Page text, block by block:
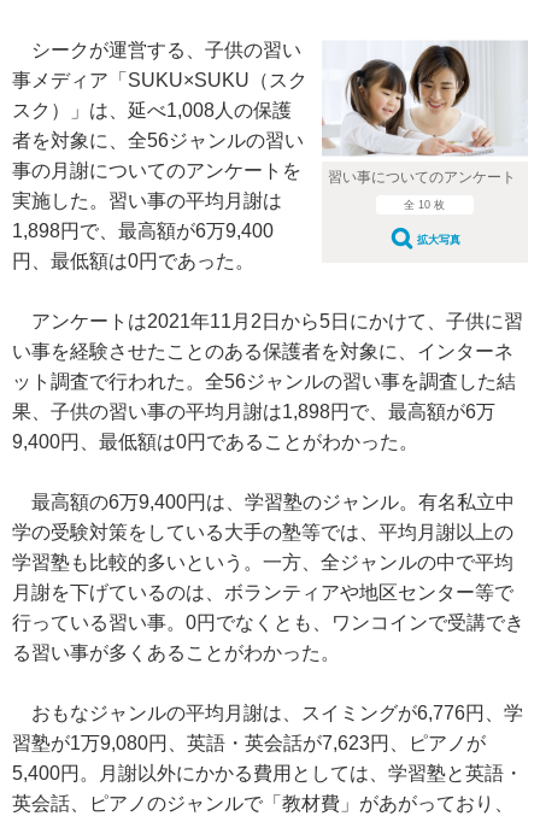
習い事についてのアンケート
全 10 枚
拡大写真
シークが運営する、子供の習い
事メディア「SUKU×SUKU（スク
スク）」は、延べ1,008人の保護
者を対象に、全56ジャンルの習い
事の月謝についてのアンケートを
実施した。習い事の平均月謝は
1,898円で、最高額が6万9,400
円、最低額は0円であった。
アンケートは2021年11月2日から5日にかけて、子供に習
い事を経験させたことのある保護者を対象に、インターネ
ット調査で行われた。全56ジャンルの習い事を調査した結
果、子供の習い事の平均月謝は1,898円で、最高額が6万
9,400円、最低額は0円であることがわかった。
最高額の6万9,400円は、学習塾のジャンル。有名私立中
学の受験対策をしている大手の塾等では、平均月謝以上の
学習塾も比較的多いという。一方、全ジャンルの中で平均
月謝を下げているのは、ボランティアや地区センター等で
行っている習い事。0円でなくとも、ワンコインで受講でき
る習い事が多くあることがわかった。
おもなジャンルの平均月謝は、スイミングが6,776円、学
習塾が1万9,080円、英語・英会話が7,623円、ピアノが
5,400円。月謝以外にかかる費用としては、学習塾と英語・
英会話、ピアノのジャンルで「教材費」があがっており、